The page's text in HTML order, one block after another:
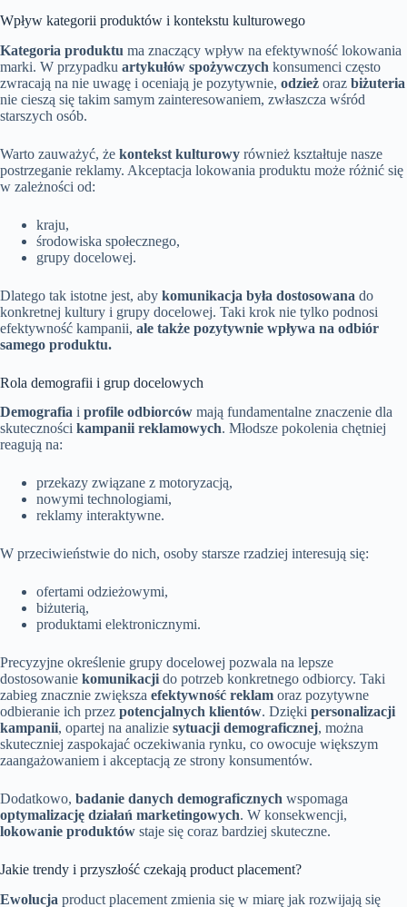
Wpływ kategorii produktów i kontekstu kulturowego
Kategoria produktu ma znaczący wpływ na efektywność lokowania
marki. W przypadku artykułów spożywczych konsumenci często
zwracają na nie uwagę i oceniają je pozytywnie, odzież oraz biżuteria
nie cieszą się takim samym zainteresowaniem, zwłaszcza wśród
starszych osób.
Warto zauważyć, że kontekst kulturowy również kształtuje nasze
postrzeganie reklamy. Akceptacja lokowania produktu może różnić się
w zależności od:
kraju,
środowiska społecznego,
grupy docelowej.
Dlatego tak istotne jest, aby komunikacja była dostosowana do
konkretnej kultury i grupy docelowej. Taki krok nie tylko podnosi
efektywność kampanii, ale także pozytywnie wpływa na odbiór
samego produktu.
Rola demografii i grup docelowych
Demografia i profile odbiorców mają fundamentalne znaczenie dla
skuteczności kampanii reklamowych. Młodsze pokolenia chętniej
reagują na:
przekazy związane z motoryzacją,
nowymi technologiami,
reklamy interaktywne.
W przeciwieństwie do nich, osoby starsze rzadziej interesują się:
ofertami odzieżowymi,
biżuterią,
produktami elektronicznymi.
Precyzyjne określenie grupy docelowej pozwala na lepsze
dostosowanie komunikacji do potrzeb konkretnego odbiorcy. Taki
zabieg znacznie zwiększa efektywność reklam oraz pozytywne
odbieranie ich przez potencjalnych klientów. Dzięki personalizacji
kampanii, opartej na analizie sytuacji demograficznej, można
skuteczniej zaspokajać oczekiwania rynku, co owocuje większym
zaangażowaniem i akceptacją ze strony konsumentów.
Dodatkowo, badanie danych demograficznych wspomaga
optymalizację działań marketingowych. W konsekwencji,
lokowanie produktów staje się coraz bardziej skuteczne.
Jakie trendy i przyszłość czekają product placement?
Ewolucja product placement zmienia się w miarę jak rozwijają się